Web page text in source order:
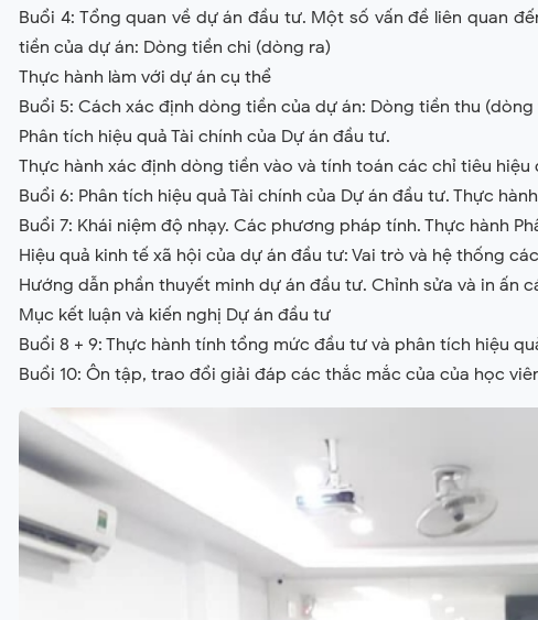
Buổi 4: Tổng quan về dự án đầu tư. Một số vấn đề liên quan
tiền của dự án: Dòng tiền chi (dòng ra)
Thực hành làm với dự án cụ thể
Buổi 5: Cách xác định dòng tiền của dự án: Dòng tiền thu
Phân tích hiệu quả Tài chính của Dự án đầu tư.
Thực hành xác định dòng tiền vào và tính toán các chỉ tiêu hiệu
Buổi 6: Phân tích hiệu quả Tài chính của Dự án đầu tư. Thực
Buổi 7: Khái niệm độ nhạy. Các phương pháp tính. Thực hành
Hiệu quả kinh tế xã hội của dự án đầu tư: Vai trò và hệ thống
Hướng dẫn phần thuyết minh dự án đầu tư. Chỉnh sửa và in ấn
Mục kết luận và kiến nghị Dự án đầu tư
Buổi 8 + 9: Thực hành tính tổng mức đầu tư và phân tích hiệu
Buổi 10: Ôn tập, trao đổi giải đáp các thắc mắc của của học